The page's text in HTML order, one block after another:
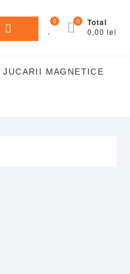
0 Total
0,00 lei
0
JUCARII MAGNETICE